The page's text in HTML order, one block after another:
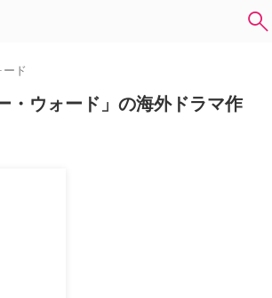
ド
・ウォード」の海外ドラマ作